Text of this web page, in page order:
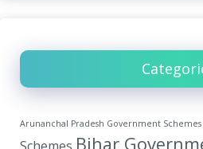
Arunanchal Pradesh Government Schemes
Bihar